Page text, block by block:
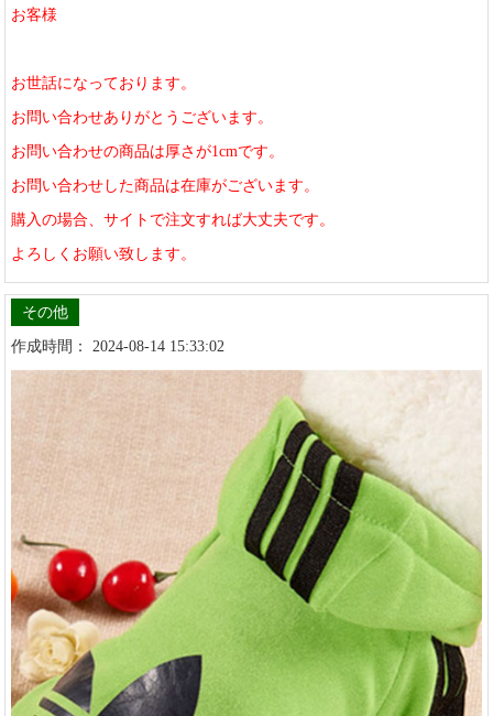
お客様
お世話になっております。
お問い合わせありがとうございます。
お問い合わせの商品は厚さが1cmです。
お問い合わせした商品は在庫がございます。
購入の場合、サイトで注文すれば大丈夫です。
よろしくお願い致します。
その他
作成時間： 2024-08-14 15:33:02